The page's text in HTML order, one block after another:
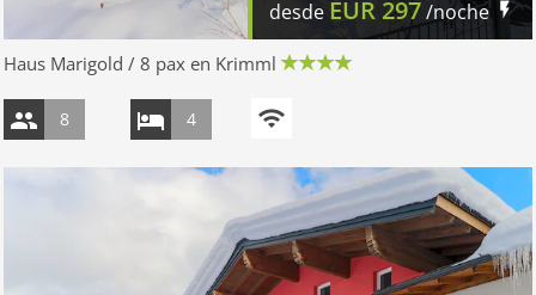
desde EUR 297/noche
Haus Marigold / 8 pax en Krimml
8 4